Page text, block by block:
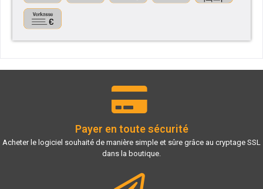
Payer en toute sécurité
Acheter le logiciel souhaité de manière simple et sûre grâce au cryptage SSL
dans la boutique.